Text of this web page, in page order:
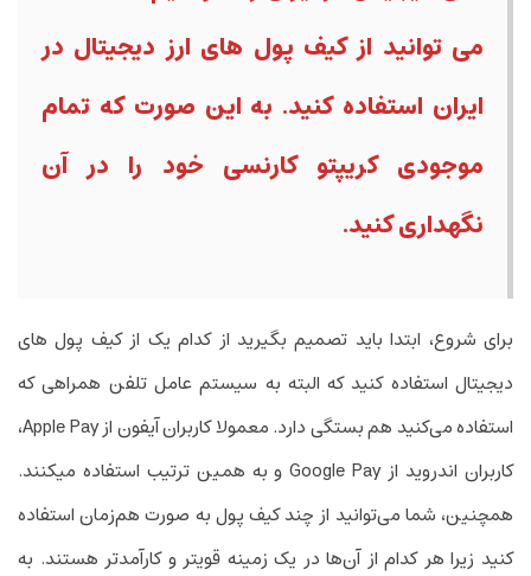
می توانید از کیف پول های ارز دیجیتال در
ایران استفاده کنید. به این صورت که تمام
موجودی کریپتو کارنسی خود را در آن
نگهداری کنید.
برای شروع، ابتدا باید تصمیم بگیرید از کدام یک از کیف پول های
دیجیتال استفاده کنید که البته به سیستم عامل تلفن همراهی که
استفاده می­‌کنید هم بستگی دارد. معمولا کاربران آیفون از Apple Pay،
کاربران اندروید از Google Pay و به همین ترتیب استفاده می­کنند.
همچنین، شما می‌توانید از چند کیف پول به صورت هم‌زمان استفاده
کنید زیرا هر کدام از آن‌ها در یک زمینه قوی­تر و کارآمدتر هستند. به